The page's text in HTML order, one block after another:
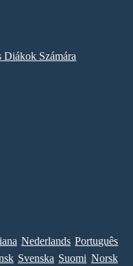
Diákok Számára
Nederlands Português
Svenska Suomi Norsk